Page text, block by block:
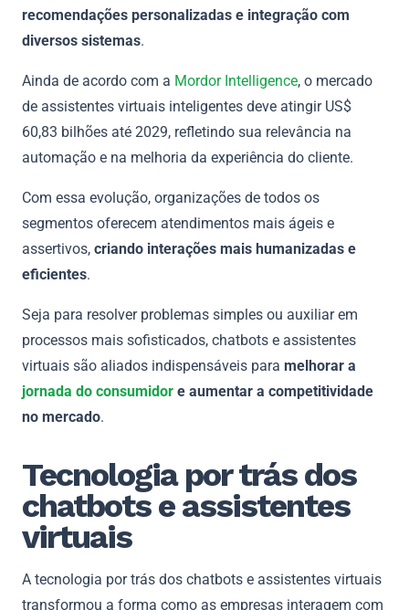
recomendações personalizadas e integração com
diversos sistemas.
Ainda de acordo com a Mordor Intelligence, o mercado
de assistentes virtuais inteligentes deve atingir US$
60,83 bilhões até 2029, refletindo sua relevância na
automação e na melhoria da experiência do cliente.
Com essa evolução, organizações de todos os
segmentos oferecem atendimentos mais ágeis e
assertivos, criando interações mais humanizadas e
eficientes.
Seja para resolver problemas simples ou auxiliar em
processos mais sofisticados, chatbots e assistentes
virtuais são aliados indispensáveis ​​para melhorar a
jornada do consumidor e aumentar a competitividade
no mercado.
Tecnologia por trás dos
chatbots e assistentes
virtuais
A tecnologia por trás dos chatbots e assistentes virtuais
transformou a forma como as empresas interagem com